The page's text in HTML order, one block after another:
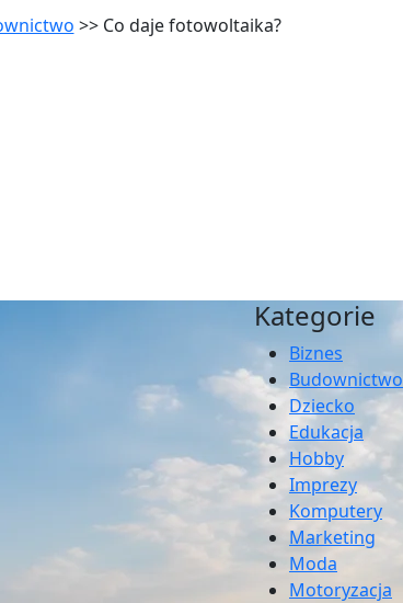
>> Co daje fotowoltaika?
Kategorie
Biznes
Budownictwo
Dziecko
Edukacja
Hobby
Imprezy
Komputery
Marketing
Moda
Motoryzacja